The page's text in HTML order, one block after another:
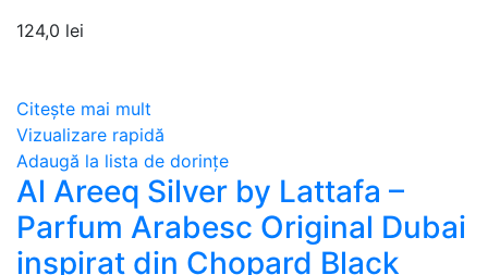
124,0 lei
Citește mai mult
Vizualizare rapidă
Adaugă la lista de dorințe
Al Areeq Silver by Lattafa –
Parfum Arabesc Original Dubai
inspirat din Chopard Black